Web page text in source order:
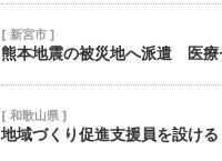
[ 新宮市 ]
熊本地震の被災地へ派遣 医療
[ 和歌山県 ]
地域づくり促進支援員を設ける